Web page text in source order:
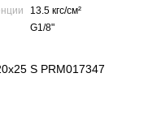
13.5 кгс/см²
G1/8"